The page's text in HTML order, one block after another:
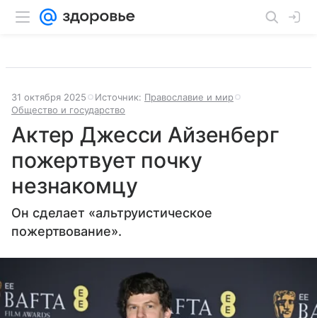
31 октября 2025 Источник: Православие и мир
Общество и государство
Актер Джесси Айзенберг
пожертвует почку
незнакомцу
Он сделает «альтруистическое
пожертвование».